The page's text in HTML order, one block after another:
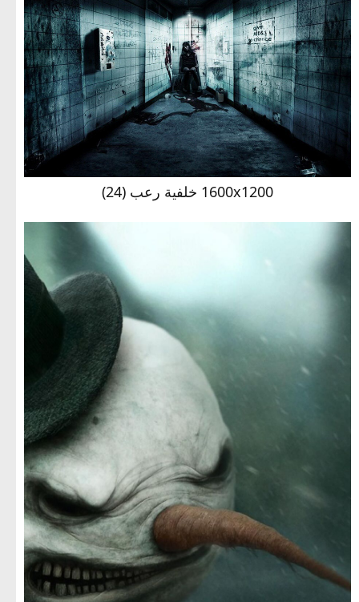
1600x1200 خلفية رعب (24)